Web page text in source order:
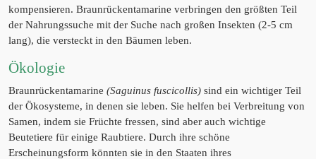
kompensieren. Braunrückentamarine verbringen den größten Teil
der Nahrungssuche mit der Suche nach großen Insekten (2-5 cm
lang), die versteckt in den Bäumen leben.
Ökologie
Braunrückentamarine (Saguinus fuscicollis) sind ein wichtiger Teil
der Ökosysteme, in denen sie leben. Sie helfen bei Verbreitung von
Samen, indem sie Früchte fressen, sind aber auch wichtige
Beutetiere für einige Raubtiere. Durch ihre schöne
Erscheinungsform könnten sie in den Staaten ihres